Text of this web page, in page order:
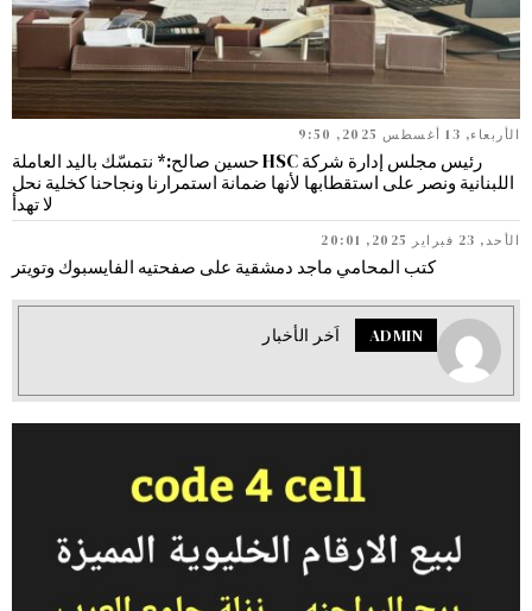
الأربعاء, 13 أغسطس 2025, 9:50
رئيس مجلس إدارة شركة HSC حسين صالح:* نتمسّك باليد العاملة
اللبنانية ونصر على استقطابها لأنها ضمانة استمرارنا ونجاحنا كخلية نحل
لا تهدأ
الأحد, 23 فبراير 2025, 20:01
كتب المحامي ماجد دمشقية على صفحتيه الفايسبوك وتويتر
ADMIN اَخر الأخبار